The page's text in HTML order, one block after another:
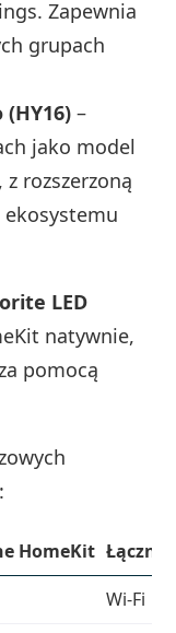
Zapewnia
grupach
–
jako model
rozszerzoną
LED
natywnie,
pomocą
HomeKit
Wi‑Fi